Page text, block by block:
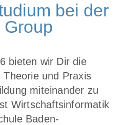
bei der
bieten wir Dir die
und Praxis
miteinander zu
Wirtschaftsinformatik
Baden-